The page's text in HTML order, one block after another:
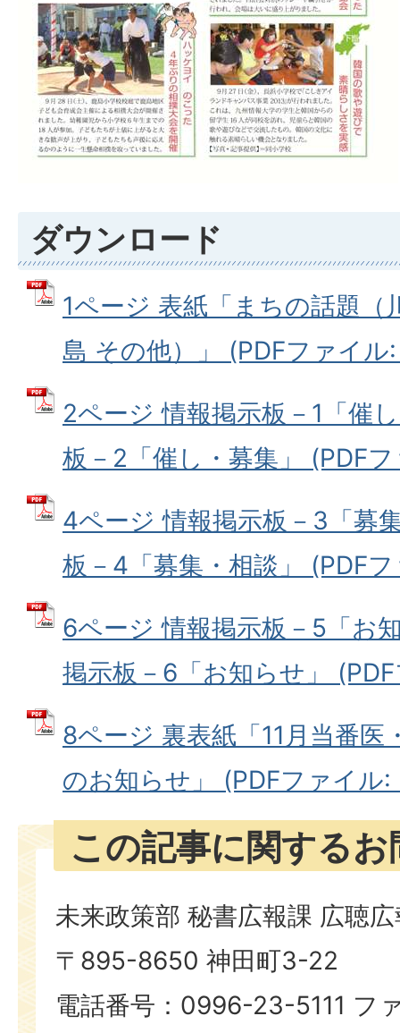
ダウンロード
1ページ 表紙「まちの話題（
島 その他）」 (PDFファイル
2ページ 情報掲示板－1「催
板－2「催し・募集」 (PDF
4ページ 情報掲示板－3「募
板－4「募集・相談」 (PDF
6ページ 情報掲示板－5「お
掲示板－6「お知らせ」
8ページ 裏表紙「11月当番医
のお知らせ」 (PDFファイル
この記事に関する
未来政策部 秘書広報課 広聴
〒895-8650 神田町3-22
電話番号：0996-23-5111 フ